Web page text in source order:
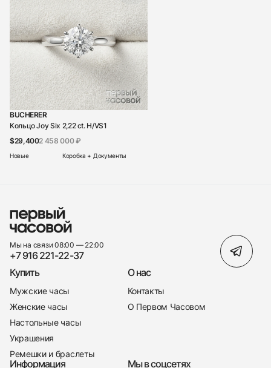
BUCHERER
Кольцо Joy Six 2,22 ct. H/VS1
$29,4002 458 000 ₽
Новые Коробка + Документы
Мы на связи 08:00 — 22:00
+7 916 221-22-37
Купить
Мужские часы
Женские часы
Настольные часы
Украшения
Ремешки и браслеты
О нас
Контакты
О Первом Часовом
Информация Мы в соцсетях